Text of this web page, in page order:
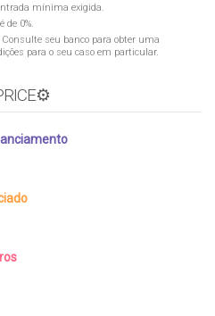
mínima exigida.
de 0%.
Consulte seu banco para obter uma
para o seu caso em particular.